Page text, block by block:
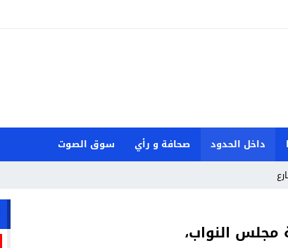
داخل الحدود صحافة و رأي
سوق الصوت
النواب،